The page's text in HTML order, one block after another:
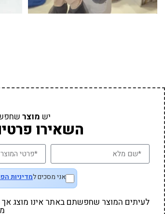
יש מוצר
השאירו
אני מסכים למדיניות
לעיתים המוצר שחפשתם באתר אינו מוצג אך